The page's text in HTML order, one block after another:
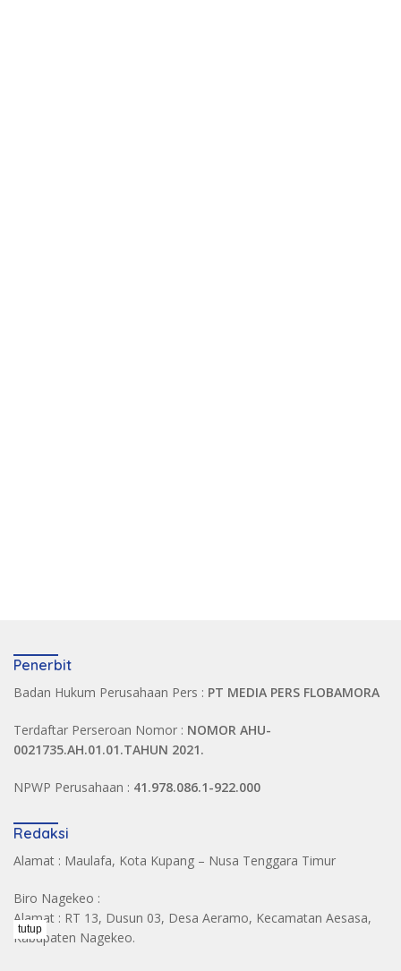
Penerbit
Badan Hukum Perusahaan Pers : PT MEDIA PERS FLOBAMORA
Terdaftar Perseroan Nomor : NOMOR AHU-
0021735.AH.01.01.TAHUN 2021.
NPWP Perusahaan : 41.978.086.1-922.000
Redaksi
Alamat : Maulafa, Kota Kupang – Nusa Tenggara Timur
Biro Nagekeo :
Alamat : RT 13, Dusun 03, Desa Aeramo, Kecamatan Aesasa,
Kabupaten Nagekeo.
tutup